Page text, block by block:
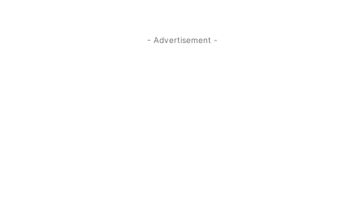
- Advertisement -